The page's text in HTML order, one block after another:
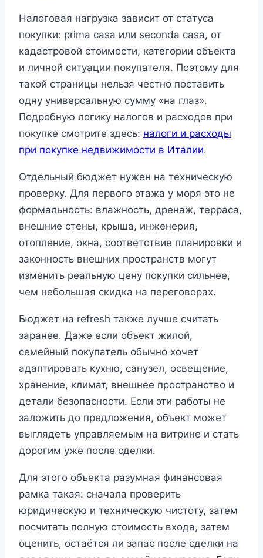
Налоговая нагрузка зависит от статуса
покупки: prima casa или seconda casa, от
кадастровой стоимости, категории объекта
и личной ситуации покупателя. Поэтому для
такой страницы нельзя честно поставить
одну универсальную сумму «на глаз».
Подробную логику налогов и расходов при
покупке смотрите здесь: налоги и расходы
при покупке недвижимости в Италии.
Отдельный бюджет нужен на техническую
проверку. Для первого этажа у моря это не
формальность: влажность, дренаж, терраса,
внешние стены, крыша, инженерия,
отопление, окна, соответствие планировки и
законность внешних пространств могут
изменить реальную цену покупки сильнее,
чем небольшая скидка на переговорах.
Бюджет на refresh также лучше считать
заранее. Даже если объект жилой,
семейный покупатель обычно хочет
адаптировать кухню, санузел, освещение,
хранение, климат, внешнее пространство и
детали безопасности. Если эти работы не
заложить до предложения, объект может
выглядеть управляемым на витрине и стать
дорогим уже после сделки.
Для этого объекта разумная финансовая
рамка такая: сначала проверить
юридическую и техническую чистоту, затем
посчитать полную стоимость входа, затем
оценить, остаётся ли запас после сделки на